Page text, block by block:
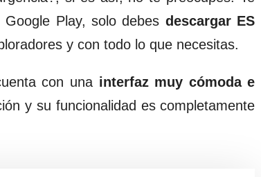
Play, solo debes descargar ES
y con todo lo que necesitas.
con una interfaz muy cómoda e
y su funcionalidad es completamente